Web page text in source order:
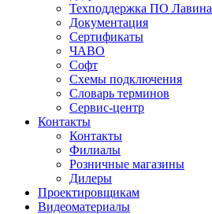
Техподдержка ПО Лавина
Документация
Сертификаты
ЧАВО
Софт
Схемы подключения
Словарь терминов
Сервис-центр
Контакты
Контакты
Филиалы
Розничные магазины
Дилеры
Проектировщикам
Видеоматериалы